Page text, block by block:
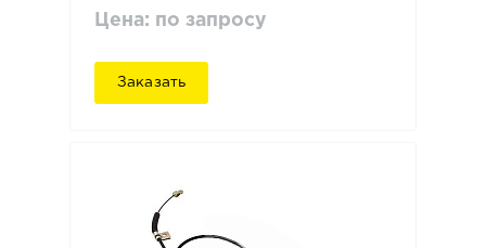
Цена: по запросу
Заказать